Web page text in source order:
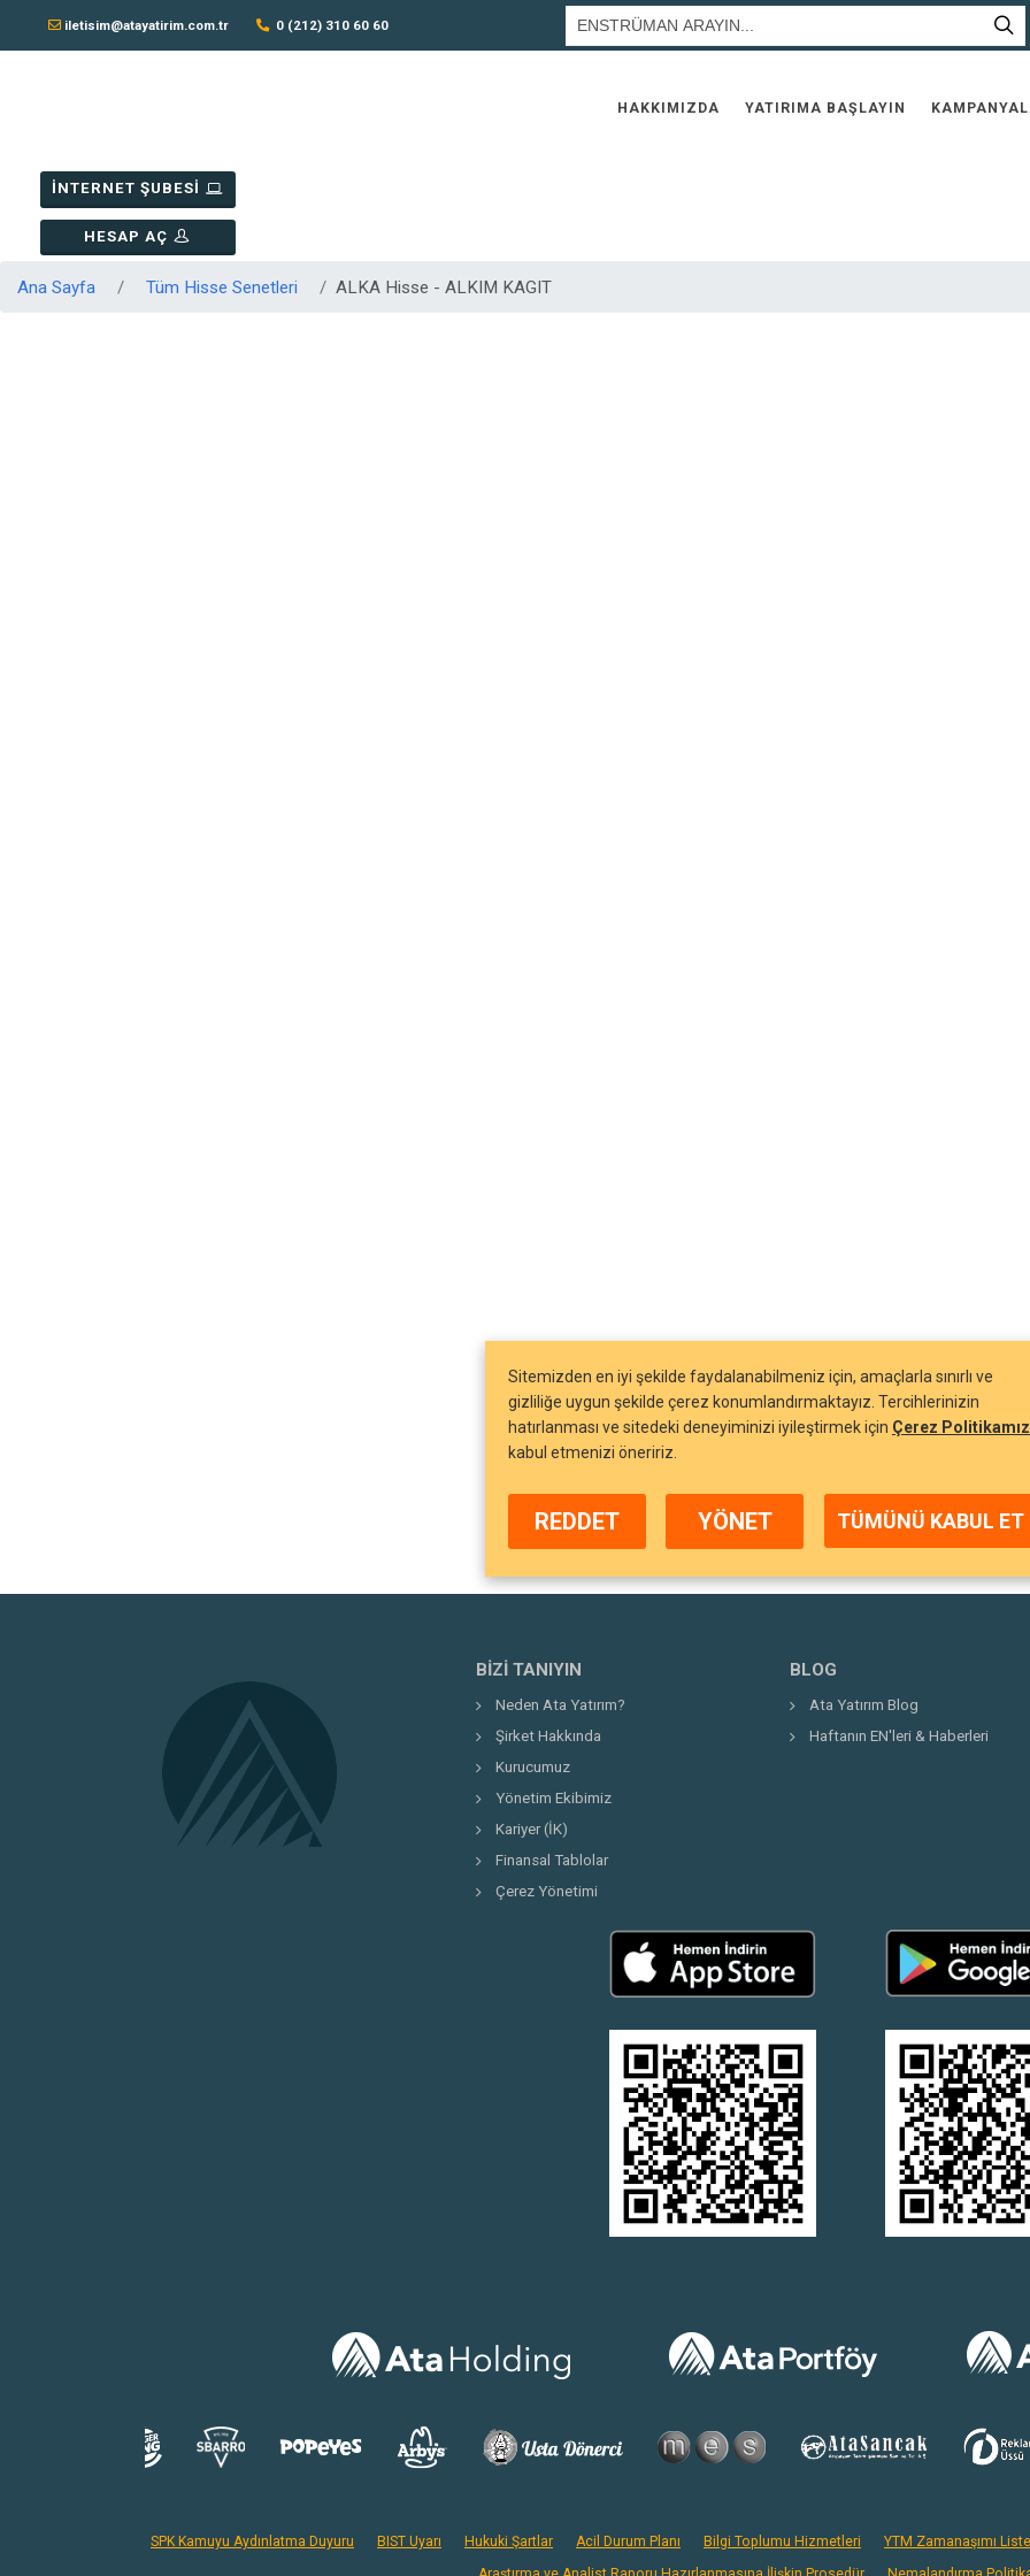
iletisim@atayatirim.com.tr 0 (212) 310 60 60
İNTERNET ŞUBESİ
HESAP AÇ
HAKKIMIZDA YATIRIMA BAŞLAYIN
Ana Sayfa Tüm Hisse Senetleri ALKA Hisse - ALKIM KAGIT
BIZI TANIYIN
Neden Ata Yatırım?
Şirket Hakkında
Kurucumuz
Yönetim Ekibimiz
Kariyer (İK)
Finansal Tablolar
Çerez Yönetimi
BLOG
Ata Yatırım Blog
Haftanın EN'leri & Haberleri
SPK Kamuyu Aydınlatma Duyuru BIST Uyarı Hukuki Şartlar Acil Durum Planı Bilgi Toplumu Hizmetleri
YTM Zamanaşımı
Sitemizden en iyi şekilde faydalanabilmeniz için, amaçlarla sınırlı ve
gizliliğe uygun şekilde çerez konumlandırmaktayız. Tercihlerinizin
hatırlanması ve sitedeki deneyiminizi iyileştirmek için Çerez
kabul etmenizi öneririz.
REDDET YÖNET TÜMÜNÜ KABUL ET